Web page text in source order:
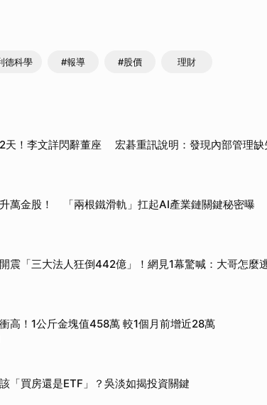
德科學 #報導 #股價 理財
天！李文詳閃辭董座 宏碁重訊說明：發現內部管理缺
萬金股！ 「兩根鐵滑軌」扛起AI產業鏈關鍵秘密曝
震「三大法人狂倒442億」！網見1幕驚喊：大哥怎麼
高！1公斤金塊值458萬 較1個月前增近28萬
「買房還是ETF」？吳淡如揭投資關鍵